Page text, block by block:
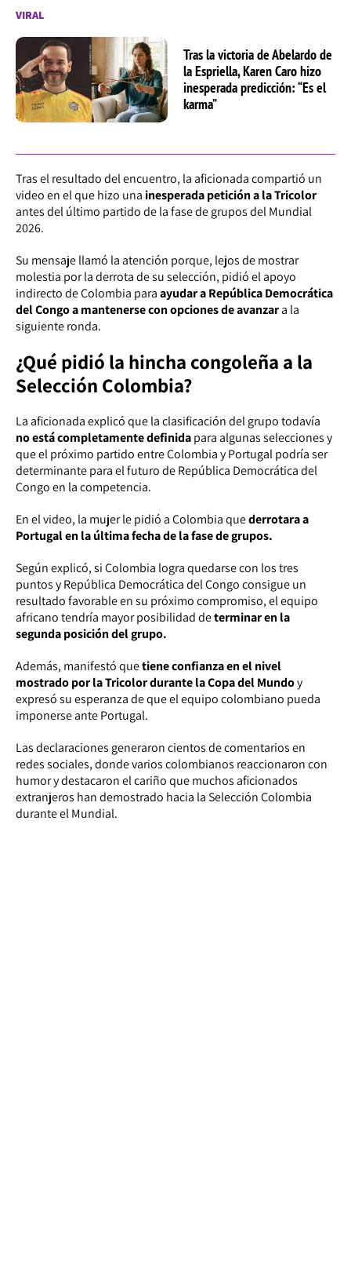
VIRAL
Tras la victoria de Abelardo de
la Espriella, Karen Caro hizo
inesperada predicción: “Es el
karma”
Tras el resultado del encuentro, la aficionada compartió un
video en el que hizo una inesperada petición a la Tricolor
antes del último partido de la fase de grupos del Mundial
2026.
Su mensaje llamó la atención porque, lejos de mostrar
molestia por la derrota de su selección, pidió el apoyo
indirecto de Colombia paraayudar a República Democrática
del Congo a mantenerse con opciones de avanzara la
siguiente ronda.
¿Qué pidió la hincha congoleña a la
Selección Colombia?
La aficionada explicó que la clasificación del grupo todavía
no está completamente definidapara algunas selecciones y
que el próximo partido entre Colombia y Portugal podría ser
determinante para el futuro de República Democrática del
Congo en la competencia.
En el video, la mujer le pidió a Colombia quederrotara a
Portugal en la última fecha de la fase de grupos.
Según explicó, si Colombia logra quedarse con los tres
puntos y República Democrática del Congo consigue un
resultado favorable en su próximo compromiso, el equipo
africano tendría mayor posibilidad determinar en la
segunda posición del grupo.
Además, manifestó quetiene confianza en el nivel
mostrado por la Tricolor durante la Copa del Mundoy
expresó su esperanza de que el equipo colombiano pueda
imponerse ante Portugal.
Las declaraciones generaron cientos de comentarios en
redes sociales, donde varios colombianos reaccionaron con
humor y destacaron el cariño que muchos aficionados
extranjeros han demostrado hacia la Selección Colombia
durante el Mundial.